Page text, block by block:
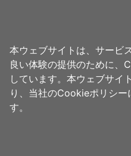
楓
本ウェブサイトは、サービ
良い体験の提供のために、
しています。本ウェブサイ
り、当社のCookieポリシー
す。